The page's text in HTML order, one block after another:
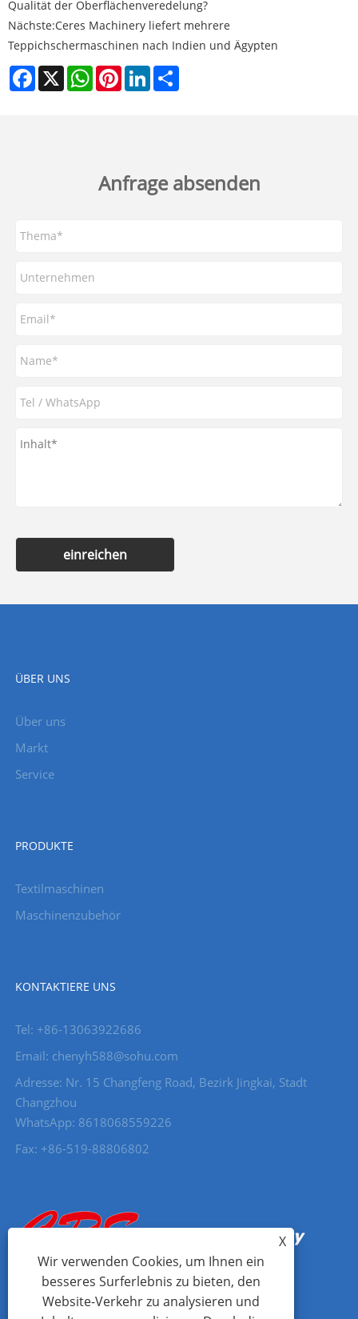
Qualität der Oberflächenveredelung?
Nächste:Ceres Machinery liefert mehrere
Teppichschermaschinen nach Indien und Ägypten
Facebook
X WhatsAppPinterestLinkedIn
Anfrage absenden
einreichen
ÜBER UNS
Über uns
Markt
Service
PRODUKTE
Textilmaschinen
Maschinenzubehör
KONTAKTIERE UNS
Tel: +86-13063922686
Email: chenyh588@sohu.com
Adresse: Nr. 15 Changfeng Road, Bezirk Jingkai, Stadt
Changzhou
WhatsApp: 8618068559226
Fax: +86-519-88806802
X
Wir verwenden Cookies, um Ihnen ein
besseres Surferlebnis zu bieten, den
Website-Verkehr zu analysieren und